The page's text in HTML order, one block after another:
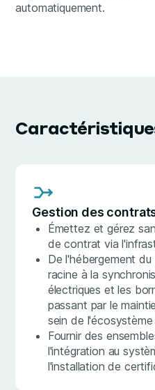
automatiquement.
Gestion des
Émettez et gérez
de contrat via
De l'hébergement
racine à la
électriques et les
passant par le
sein de l'écosystème
Fournir des
l'intégration au
l'installation de